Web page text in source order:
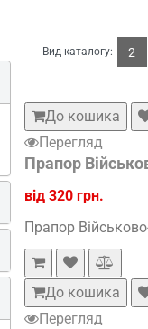
Вид каталогу: 2
До кошика
Перегляд
Прапор
від 320 грн.
Прапор
До кошика
Перегляд